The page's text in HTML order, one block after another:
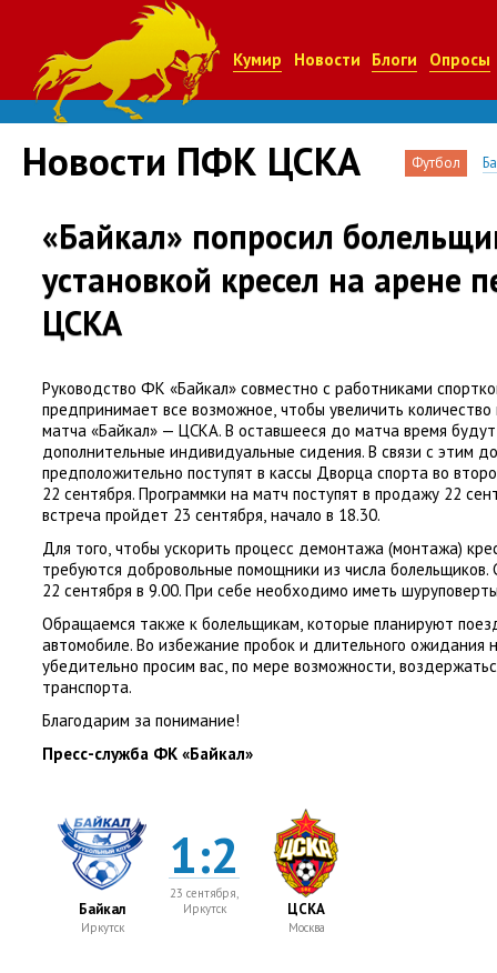
Кумир Новости Блоги Опросы
Новости ПФК ЦСКА Футбол
«Байкал» попросил
установкой кресел на арене
ЦСКА
Руководство ФК «Байкал» совместно с работниками
предпринимает все возможное, чтобы увеличить
матча «Байкал» — ЦСКА. В оставшееся до матча время будут
дополнительные индивидуальные сидения. В связи с этим
предположительно поступят в кассы Дворца спорта во
22 сентября. Программки на матч поступят в продажу 22
встреча пройдет 23 сентября, начало в 18.30.
Для того, чтобы ускорить процесс демонтажа (монтажа)
требуются добровольные помощники из числа
22 сентября в 9.00. При себе необходимо иметь
Обращаемся также к болельщикам, которые планируют
автомобиле. Во избежание пробок и длительного ожидания
убедительно просим вас, по мере возможности,
транспорта.
Благодарим за понимание!
Пресс-служба ФК «Байкал»
Байкал
Иркутск
1:2
23 сентября,
Иркутск
ЦСКА
Москва